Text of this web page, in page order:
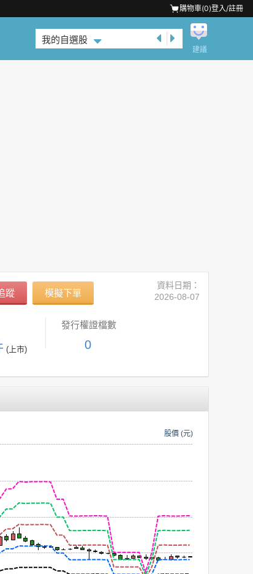
購物車(0)登入/註冊
我的自選股
建議
蹤 模擬下單
資料日期：
2026-08-07
(上市)
發行權證檔數
0
股價 (元)